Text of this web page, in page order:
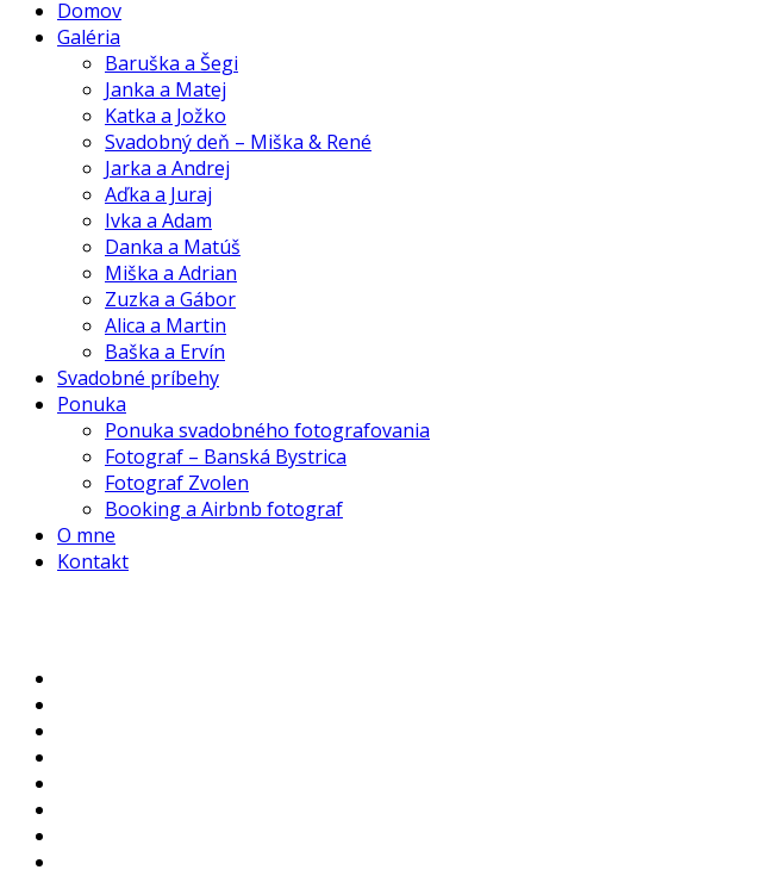
Domov
Galéria
Baruška a Šegi
Janka a Matej
Katka a Jožko
Svadobný deň – Miška & René
Jarka a Andrej
Aďka a Juraj
Ivka a Adam
Danka a Matúš
Miška a Adrian
Zuzka a Gábor
Alica a Martin
Baška a Ervín
Svadobné príbehy
Ponuka
Ponuka svadobného fotografovania
Fotograf – Banská Bystrica
Fotograf Zvolen
Booking a Airbnb fotograf
O mne
Kontakt